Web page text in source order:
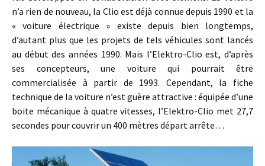
n’a rien de nouveau, la Clio est déjà connue depuis 1990 et la
« voiture électrique » existe depuis bien longtemps,
d’autant plus que les projets de tels véhicules sont lancés
au début des années 1990. Mais l’Elektro-Clio est, d’après
ses concepteurs, une voiture qui pourrait être
commercialisée à partir de 1993. Cependant, la fiche
technique de la voiture n’est guère attractive : équipée d’une
boite mécanique à quatre vitesses, l’Elektro-Clio met 27,7
secondes pour couvrir un 400 mètres départ arrête…